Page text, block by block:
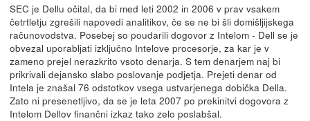
SEC je Dellu očital, da bi med leti 2002 in 2006 v prav vsakem
četrtletju zgrešili napovedi analitikov, če se ne bi šli domišljijskega
računovodstva. Posebej so poudarili dogovor z Intelom - Dell se je
obvezal uporabljati izključno Intelove procesorje, za kar je v
zameno prejel nerazkrito vsoto denarja. S tem denarjem naj bi
prikrivali dejansko slabo poslovanje podjetja. Prejeti denar od
Intela je znašal 76 odstotkov vsega ustvarjenega dobička Della.
Zato ni presenetljivo, da se je leta 2007 po prekinitvi dogovora z
Intelom Dellov finančni izkaz tako zelo poslabšal.